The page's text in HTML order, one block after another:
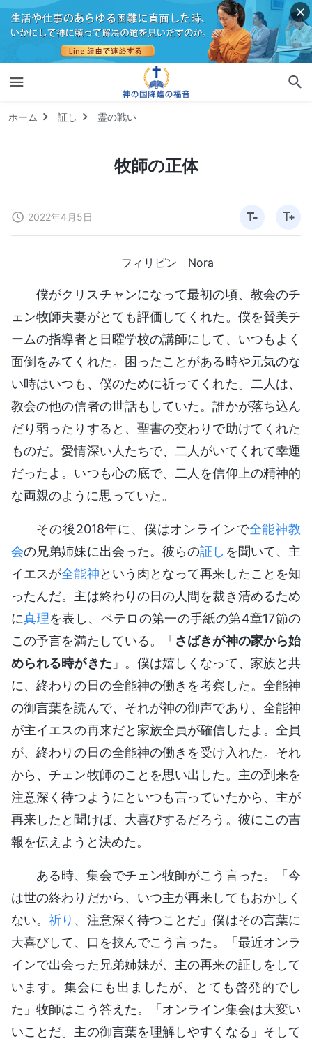
ホーム 証し 霊の戦い
牧師の正体
2022年4月5日
フィリピン Nora
僕がクリスチャンになって最初の頃、教会のチ
ェン牧師夫妻がとても評価してくれた。僕を賛美チ
ームの指導者と日曜学校の講師にして、いつもよく
面倒をみてくれた。困ったことがある時や元気のな
い時はいつも、僕のために祈ってくれた。二人は、
教会の他の信者の世話もしていた。誰かが落ち込ん
だり弱ったりすると、聖書の交わりで助けてくれた
ものだ。愛情深い人たちで、二人がいてくれて幸運
だったよ。いつも心の底で、二人を信仰上の精神的
な両親のように思っていた。
その後2018年に、僕はオンラインで全能神教
会の兄弟姉妹に出会った。彼らの証し を聞いて、主
イエスが全能神という肉となって再来したことを知
ったんだ。主は終わりの日の人間を裁き清めるため
に真理を表し、ペテロの第一の手紙の第4章17節の
この予言を満たしている。「さばきが神の家から始
められる時がきた 」。僕は嬉しくなって、家族と共
に、終わりの日の全能神の働きを考察した。全能神
の御言葉を読んで、それが神の御声であり、全能神
が主イエスの再来だと家族全員が確信したよ。全員
が、終わりの日の全能神の働きを受け入れた。それ
から、チェン牧師のことを思い出した。主の到来を
注意深く待つようにといつも言っていたから、主が
再来したと聞けば、大喜びするだろう。彼にこの吉
報を伝えようと決めた。
ある時、集会でチェン牧師がこう言った。「今
は世の終わりだから、いつ主が再来してもおかしく
ない。祈り 、注意深く待つことだ」僕はその言葉に
大喜びして、口を挟んでこう言った。「最近オンラ
インで出会った兄弟姉妹が、主の再来の証しをして
います。集会にも出ましたが、とても啓発的でし
た」牧師はこう答えた。「オンライン集会は大変い
いことだ。主の御言葉を理解しやすくなる」そして